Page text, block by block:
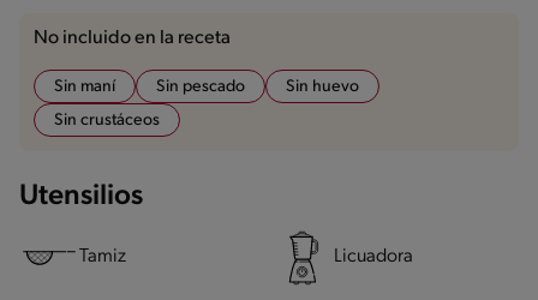
No incluido en la receta
Sin maní Sin pescado
Sin huevo
Sin crustáceos
Utensilios
Tamiz Licuadora